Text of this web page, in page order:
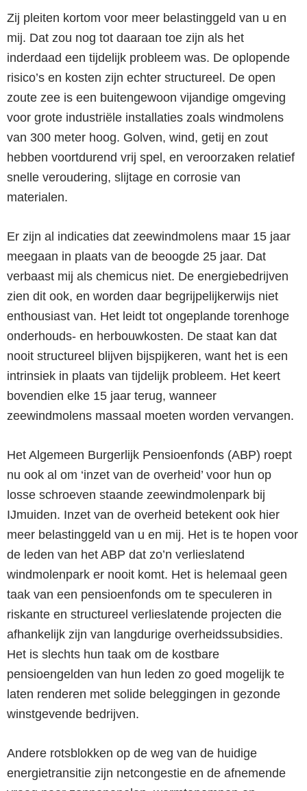
Zij pleiten kortom voor meer belastinggeld van u en
mij. Dat zou nog tot daaraan toe zijn als het
inderdaad een tijdelijk probleem was. De oplopende
risico’s en kosten zijn echter structureel. De open
zoute zee is een buitengewoon vijandige omgeving
voor grote industriële installaties zoals windmolens
van 300 meter hoog. Golven, wind, getij en zout
hebben voortdurend vrij spel, en veroorzaken relatief
snelle veroudering, slijtage en corrosie van
materialen.
Er zijn al indicaties dat zeewindmolens maar 15 jaar
meegaan in plaats van de beoogde 25 jaar. Dat
verbaast mij als chemicus niet. De energiebedrijven
zien dit ook, en worden daar begrijpelijkerwijs niet
enthousiast van. Het leidt tot ongeplande torenhoge
onderhouds- en herbouwkosten. De staat kan dat
nooit structureel blijven bijspijkeren, want het is een
intrinsiek in plaats van tijdelijk probleem. Het keert
bovendien elke 15 jaar terug, wanneer
zeewindmolens massaal moeten worden vervangen.
Het Algemeen Burgerlijk Pensioenfonds (ABP) roept
nu ook al om ‘inzet van de overheid’ voor hun op
losse schroeven staande zeewindmolenpark bij
IJmuiden. Inzet van de overheid betekent ook hier
meer belastinggeld van u en mij. Het is te hopen voor
de leden van het ABP dat zo’n verlieslatend
windmolenpark er nooit komt. Het is helemaal geen
taak van een pensioenfonds om te speculeren in
riskante en structureel verlieslatende projecten die
afhankelijk zijn van langdurige overheidssubsidies.
Het is slechts hun taak om de kostbare
pensioengelden van hun leden zo goed mogelijk te
laten renderen met solide beleggingen in gezonde
winstgevende bedrijven.
Andere rotsblokken op de weg van de huidige
energietransitie zijn netcongestie en de afnemende